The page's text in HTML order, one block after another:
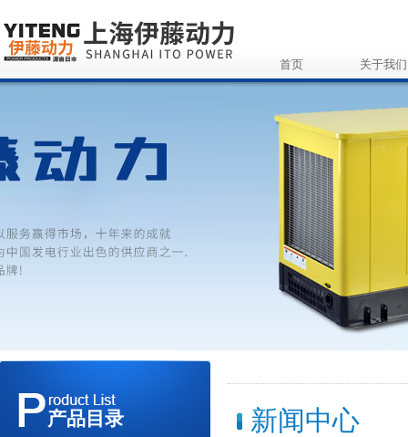
首页 关于我们
产品目录 新闻中心